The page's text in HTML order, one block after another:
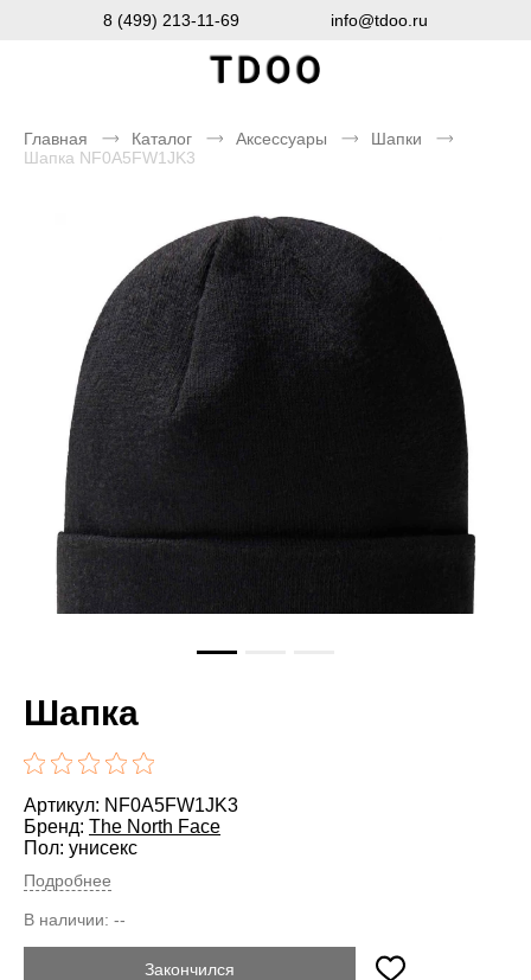
8 (499) 213-11-69 info@tdoo.ru
Главная Каталог Аксессуары
Шапки
Шапка NF0A5FW1JK3
Шапка
Артикул: NF0A5FW1JK3
Бренд: The North Face
Пол: унисекс
Подробнее
В наличии: --
Закончился